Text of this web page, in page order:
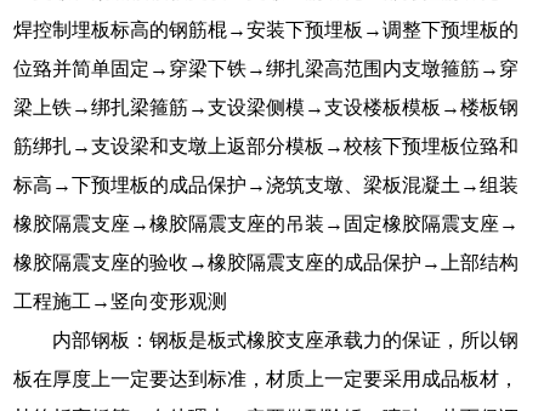
焊控制埋板标高的钢筋棍→安装下预埋板→调整下预埋板的
位臵并简单固定→穿梁下铁→绑扎梁高范围内支墩箍筋→穿
梁上铁→绑扎梁箍筋→支设梁侧模→支设楼板模板→楼板钢
筋绑扎→支设梁和支墩上返部分模板→校核下预埋板位臵和
标高→下预埋板的成品保护→浇筑支墩、梁板混凝土→组装
橡胶隔震支座→橡胶隔震支座的吊装→固定橡胶隔震支座→
橡胶隔震支座的验收→橡胶隔震支座的成品保护→上部结构
工程施工→竖向变形观测
内部钢板：钢板是板式橡胶支座承载力的保证，所以钢
板在厚度上一定要达到标准，材质上一定要采用成品板材，